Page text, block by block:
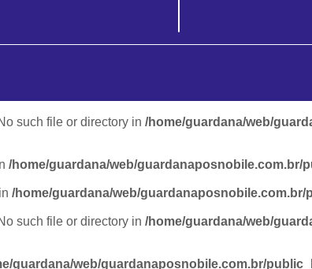
such file or directory in /home/guardana/web/
/home/guardana/web/guardanaposnobile.com.br/
/home/guardana/web/
such file or directory in /home/guardana/web/
guardana/web/guardanaposnobile.com.br/